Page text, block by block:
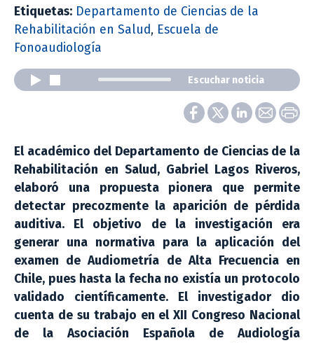
Etiquetas: Departamento de Ciencias de la
Rehabilitación en Salud, Escuela de
Fonoaudiología
Escuchar noticia
El académico del Departamento de Ciencias de la
Rehabilitación en Salud, Gabriel Lagos Riveros,
elaboró una propuesta pionera que permite
detectar precozmente la aparición de pérdida
auditiva. El objetivo de la investigación era
generar una normativa para la aplicación del
examen de Audiometría de Alta Frecuencia en
Chile, pues hasta la fecha no existía un protocolo
validado científicamente. El investigador dio
cuenta de su trabajo en el XII Congreso Nacional
de la Asociación Española de Audiología